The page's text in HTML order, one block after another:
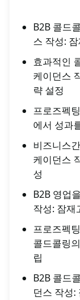
B2B 콜드
스 작성:
효과적인
케이던스
략 설정
프로즈펙
에서 성과
비즈니스
케이던스
성
B2B 영업
작성: 잠재
프로즈펙
콜드콜링
립
B2B 콜드
던스 작성: